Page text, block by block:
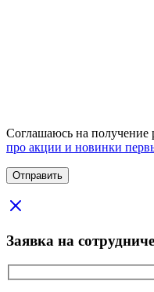
Соглашаюсь на получение
про акции и новинки
Заявка на